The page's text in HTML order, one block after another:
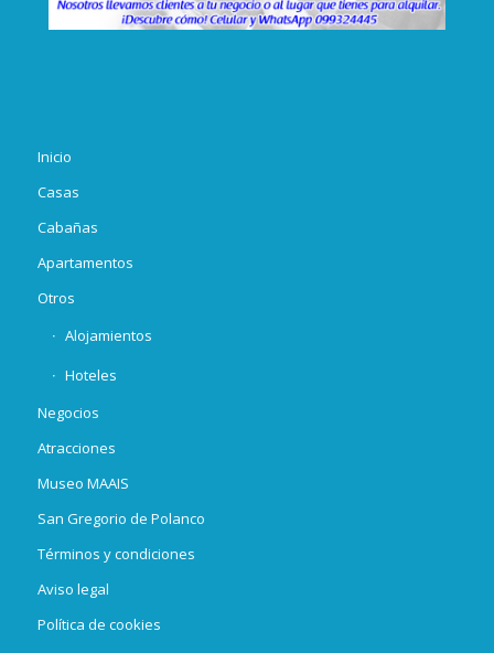
Inicio
Casas
Cabañas
Apartamentos
Otros
Alojamientos
Hoteles
Negocios
Atracciones
Museo MAAIS
San Gregorio de Polanco
Términos y condiciones
Aviso legal
Política de cookies